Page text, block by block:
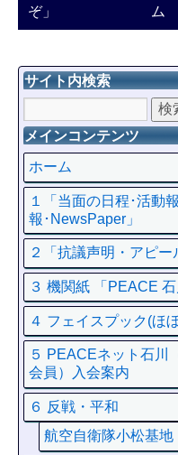
ぞ」 ム
サイト内検索
メインコンテンツ
ホーム
１「当面の日程･活動
報･NewsPaper」
２「抗議声明・アピー
３ 機関紙 「PEACE 石
４ フェイスプック(ほ
５ PEACEネット石川
会員）入会案内
６ 反戦・平和
航空自衛隊小松基地